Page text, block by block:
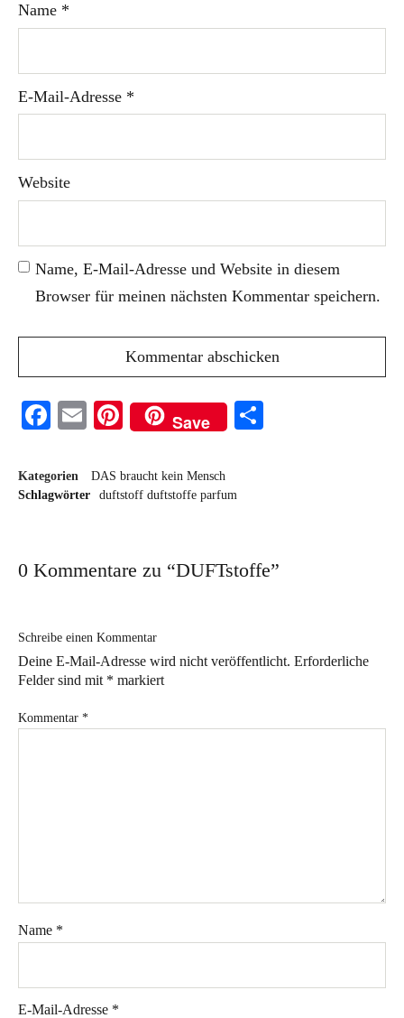
Name *
E-Mail-Adresse *
Website
Name, E-Mail-Adresse und Website in diesem
Browser für meinen nächsten Kommentar speichern.
Facebook
EmailPinterest
Save
Kategorien
DAS braucht kein Mensch
Schlagwörter
duftstoff duftstoffe parfum
0 Kommentare zu “DUFTstoffe”
Schreibe einen Kommentar
Deine E-Mail-Adresse wird nicht veröffentlicht. Erforderliche
Felder sind mit * markiert
Kommentar *
Name *
E-Mail-Adresse *